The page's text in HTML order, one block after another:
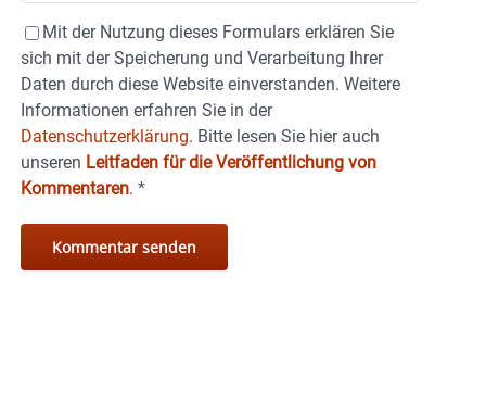
Mit der Nutzung dieses Formulars erklären Sie
sich mit der Speicherung und Verarbeitung Ihrer
Daten durch diese Website einverstanden. Weitere
Informationen erfahren Sie in der
Datenschutzerklärung. Bitte lesen Sie hier auch
unseren Leitfaden für die Veröffentlichung von
Kommentaren. *